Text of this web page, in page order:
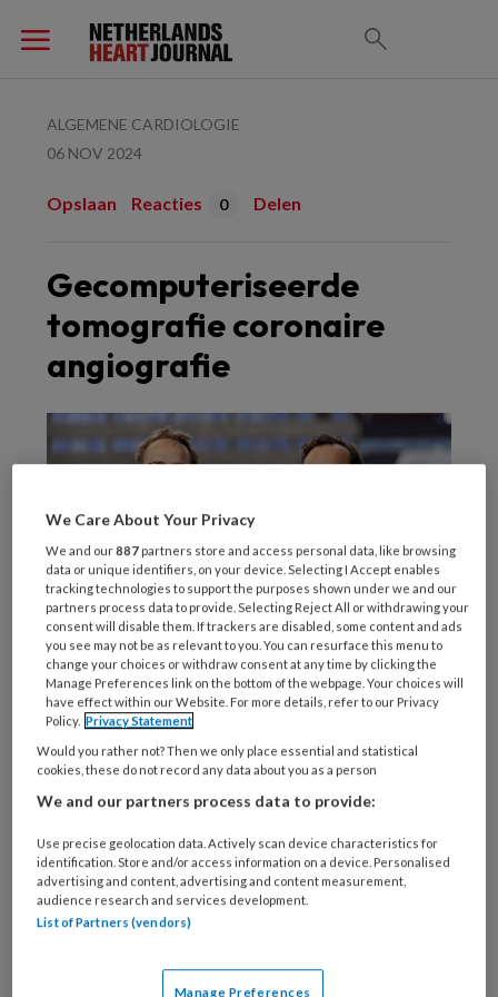
ALGEMENE CARDIOLOGIE
06 NOV 2024
Opslaan Reacties 0 Delen
Gecomputeriseerde
tomografie coronaire
angiografie
PREMIUM
Wilt u dit artikel lezen?
Maak eenmalig een account aan op NHJ.nl.
Artikelen van het Netherlands Heart
We Care About Your Privacy
We and our887 partners store and access personal data, like browsing
data or unique identifiers, on your device. Selecting I Accept enables
tracking technologies to support the purposes shown under we and our
partners process data to provide. Selecting Reject All or withdrawing your
consent will disable them. If trackers are disabled, some content and ads
you see may not be as relevant to you. You can resurface this menu to
change your choices or withdraw consent at any time by clicking the
Manage Preferences link on the bottom of the webpage. Your choices will
have effect within our Website. For more details, refer to our Privacy
Policy. Privacy Statement
Would you rather not? Then we only place essential and statistical
cookies, these do not record any data about you as a person
We and our partners process data to provide:
Use precise geolocation data. Actively scan device characteristics for
identification. Store and/or access information on a device. Personalised
advertising and content, advertising and content measurement,
audience research and services development.
List of Partners (vendors)
Manage Preferences